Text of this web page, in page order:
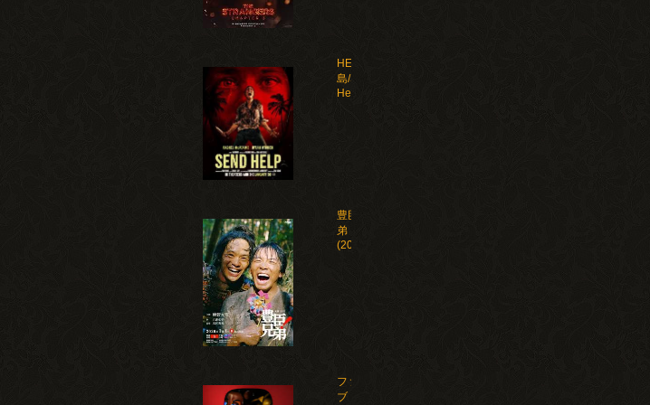
HELP 復讐
島/Send
Help(2026)
豊臣兄
弟！
(2026)
ファイ
ブ・ナ